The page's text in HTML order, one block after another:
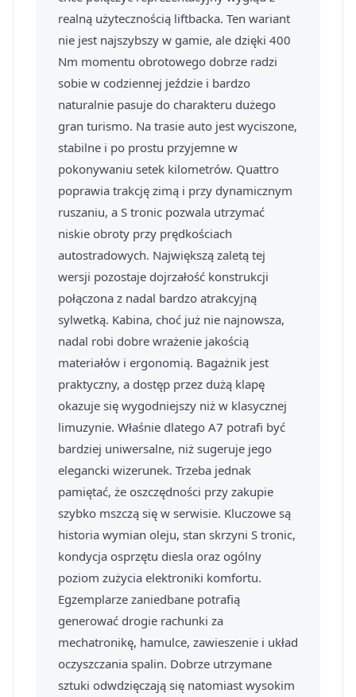
realną użytecznością liftbacka. Ten wariant
nie jest najszybszy w gamie, ale dzięki 400
Nm momentu obrotowego dobrze radzi
sobie w codziennej jeździe i bardzo
naturalnie pasuje do charakteru dużego
gran turismo. Na trasie auto jest wyciszone,
stabilne i po prostu przyjemne w
pokonywaniu setek kilometrów. Quattro
poprawia trakcję zimą i przy dynamicznym
ruszaniu, a S tronic pozwala utrzymać
niskie obroty przy prędkościach
autostradowych. Największą zaletą tej
wersji pozostaje dojrzałość konstrukcji
połączona z nadal bardzo atrakcyjną
sylwetką. Kabina, choć już nie najnowsza,
nadal robi dobre wrażenie jakością
materiałów i ergonomią. Bagażnik jest
praktyczny, a dostęp przez dużą klapę
okazuje się wygodniejszy niż w klasycznej
limuzynie. Właśnie dlatego A7 potrafi być
bardziej uniwersalne, niż sugeruje jego
elegancki wizerunek. Trzeba jednak
pamiętać, że oszczędności przy zakupie
szybko mszczą się w serwisie. Kluczowe są
historia wymian oleju, stan skrzyni S tronic,
kondycja osprzętu diesla oraz ogólny
poziom zużycia elektroniki komfortu.
Egzemplarze zaniedbane potrafią
generować drogie rachunki za
mechatronikę, hamulce, zawieszenie i układ
oczyszczania spalin. Dobrze utrzymane
sztuki odwdzięczają się natomiast wysokim